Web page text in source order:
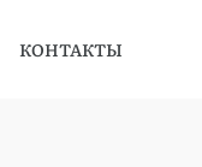
КОНТАКТЫ